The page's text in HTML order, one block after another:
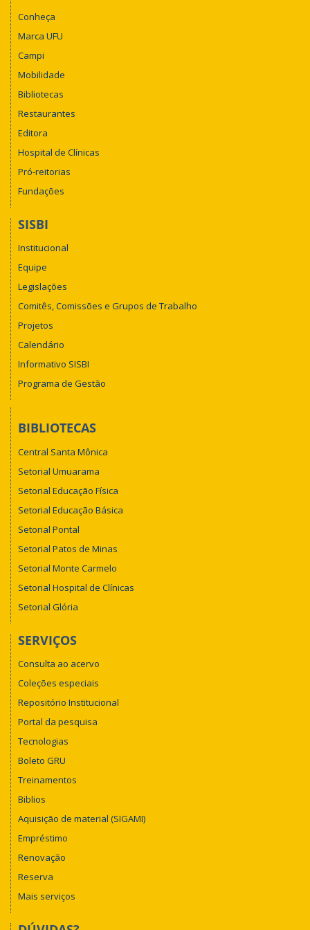
Conheça
Marca UFU
Campi
Mobilidade
Bibliotecas
Restaurantes
Editora
Hospital de Clínicas
Pró-reitorias
Fundações
SISBI
Institucional
Equipe
Legislações
Comitês, Comissões e Grupos de Trabalho
Projetos
Calendário
Informativo SISBI
Programa de Gestão
BIBLIOTECAS
Central Santa Mônica
Setorial Umuarama
Setorial Educação Física
Setorial Educação Básica
Setorial Pontal
Setorial Patos de Minas
Setorial Monte Carmelo
Setorial Hospital de Clínicas
Setorial Glória
SERVIÇOS
Consulta ao acervo
Coleções especiais
Repositório Institucional
Portal da pesquisa
Tecnologias
Boleto GRU
Treinamentos
Biblios
Aquisição de material (SIGAMI)
Empréstimo
Renovação
Reserva
Mais serviços